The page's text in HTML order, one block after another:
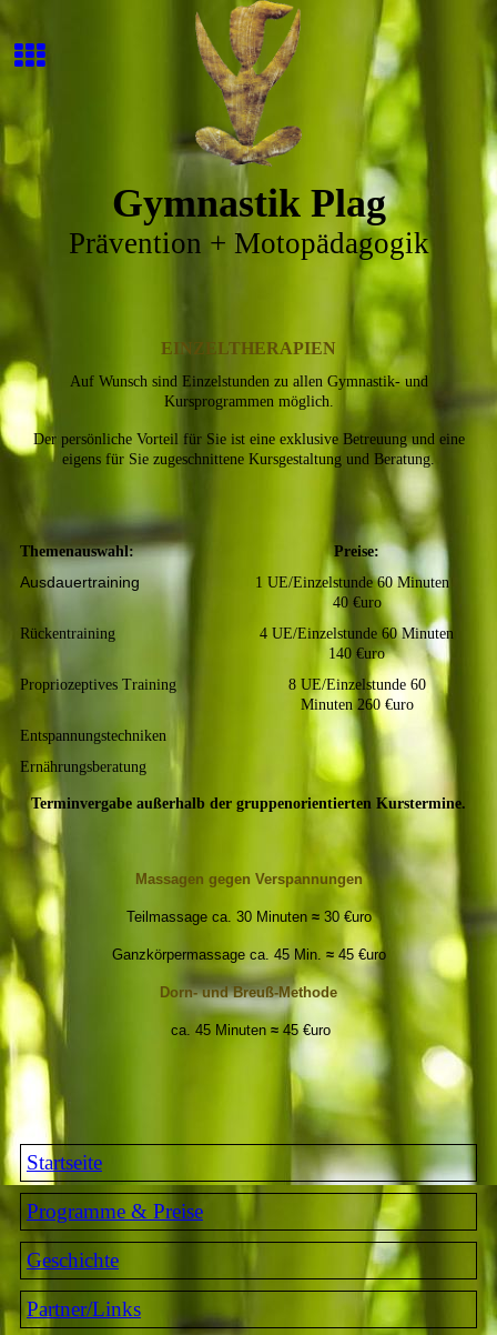
Gymnastik Plag
Prävention + Motopädagogik
EINZELTHERAPIEN
Auf Wunsch sind Einzelstunden zu allen Gymnastik- und
Kursprogrammen möglich.
Der persönliche Vorteil für Sie ist eine exklusive Betreuung und eine
eigens für Sie zugeschnittene Kursgestaltung und Beratung.
Themenauswahl: Preise:
Ausdauertraining
1 UE/Einzelstunde 60 Minuten
40 €uro
Rückentraining
4 UE/Einzelstunde 60 Minuten
140 €uro
Propriozeptives Training
8 UE/Einzelstunde 60
Minuten 260 €uro
Entspannungstechniken
Ernährungsberatung
Terminvergabe außerhalb der gruppenorientierten Kurstermine.
Massagen gegen Verspannungen
Teilmassage ca. 30 Minuten ≈ 30 €uro
Ganzkörpermassage ca. 45 Min. ≈45 €uro
Dorn- und Breuß-Methode
ca. 45 Minuten≈45 €uro
Startseite
Programme & Preise
Geschichte
Partner/Links